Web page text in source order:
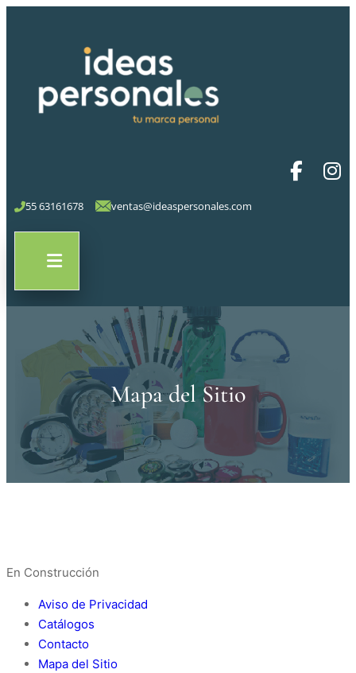
55 63161678 ventas@ideaspersonales.com
Mapa del Sitio
En Construcción
Aviso de Privacidad
Catálogos
Contacto
Mapa del Sitio